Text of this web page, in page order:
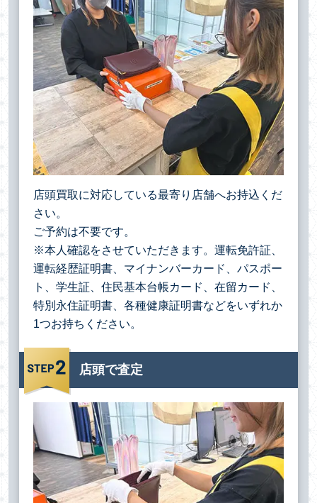
店頭買取に対応している最寄り店舗へお持込くだ
さい。
ご予約は不要です。
※本人確認をさせていただきます。運転免許証、
運転経歴証明書、マイナンバーカード、パスポー
ト、学生証、住民基本台帳カード、在留カード、
特別永住証明書、各種健康証明書などをいずれか
1つお持ちください。
店頭で査定